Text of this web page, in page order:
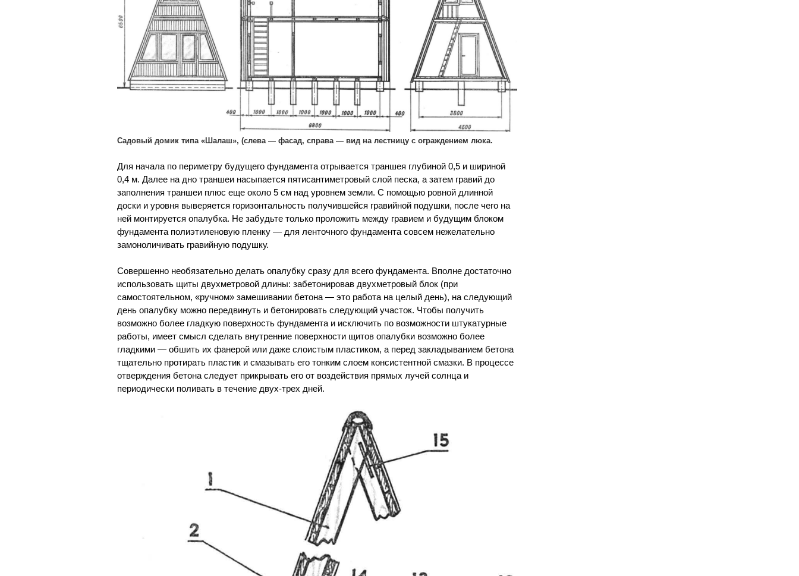
Садовый домик типа «Шалаш», (слева — фасад, справа — вид на лестницу с ограждением люка.
Для начала по периметру будущего фундамента отрывается траншея глубиной 0,5 и шириной
0,4 м. Далее на дно траншеи насыпается пятисантиметровый слой песка, а затем гравий до
заполнения траншеи плюс еще около 5 см над уровнем земли. С помощью ровной длинной
доски и уровня выверяется горизонтальность получившейся гравийной подушки, после чего на
ней монтируется опалубка. Не забудьте только проложить между гравием и будущим блоком
фундамента полиэтиленовую пленку — для ленточного фундамента совсем нежелательно
замоноличивать гравийную подушку.
Совершенно необязательно делать опалубку сразу для всего фундамента. Вполне достаточно
использовать щиты двухметровой длины: забетонировав двухметровый блок (при
самостоятельном, «ручном» замешивании бетона — это работа на целый день), на следующий
день опалубку можно передвинуть и бетонировать следующий участок. Чтобы получить
возможно более гладкую поверхность фундамента и исключить по возможности штукатурные
работы, имеет смысл сделать внутренние поверхности щитов опалубки возможно более
гладкими — обшить их фанерой или даже слоистым пластиком, а перед закладыванием бетона
тщательно протирать пластик и смазывать его тонким слоем консистентной смазки. В процессе
отверждения бетона следует прикрывать его от воздействия прямых лучей солнца и
периодически поливать в течение двух-трех дней.